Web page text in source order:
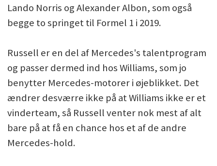
Lando Norris og Alexander Albon, som også
begge to springet til Formel 1 i 2019.
Russell er en del af Mercedes's talentprogram
og passer dermed ind hos Williams, som jo
benytter Mercedes-motorer i øjeblikket. Det
ændrer desværre ikke på at Williams ikke er et
vinderteam, så Russell venter nok mest af alt
bare på at få en chance hos et af de andre
Mercedes-hold.